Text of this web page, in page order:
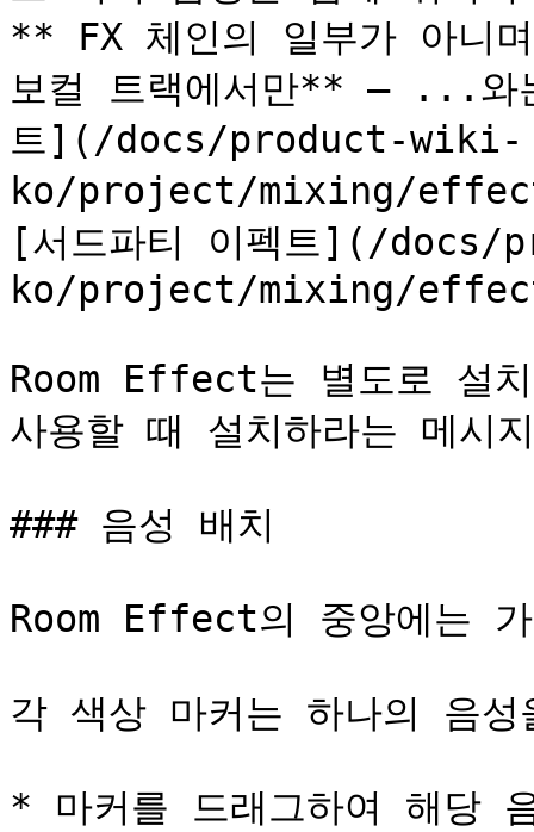
** FX 체인의 일부가 아니
보컬 트랙에서만** — ...와
트](/docs/product-wiki-
ko/project/mixing/
[서드파티 이펙트](/
ko/project/mixing/
Room Effect는 별도로 설
사용할 때 설치하라는 메시
### 음성 배치
Room Effect의 중앙에는
각 색상 마커는 하나의 음성
* 마커를 드래그하여 해당